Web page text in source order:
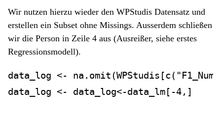
Wir nutzen hierzu wieder den WPStudis Datensatz und
erstellen ein Subset ohne Missings. Ausserdem schließen
wir die Person in Zeile 4 aus (Ausreißer, siehe erstes
Regressionsmodell).
data_log <- na.omit (WPStudis[c (
data_log <- data_log<-data_lm[ -4,]